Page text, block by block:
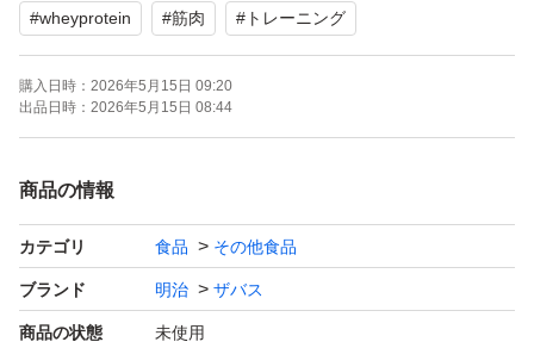
ゆうパケットポストでの簡易包装の
ご了承下さい。
【ブランド】明治 ザバス
【商品名】ホエイプロテイン100 リッチショコラ味
【内容量】980g
#wheyprotein #筋肉 # トレーニング
購入日時： 2026年5月15日 09:20
出品日時： 2026年5月15日 08:44
商品の情報
カテゴリ 食品 その他食品
ブランド 明治 ザバス
商品の状態 未使用